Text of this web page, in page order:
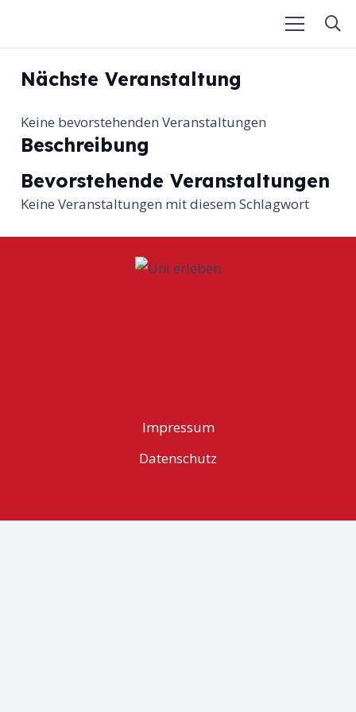
Nächste Veranstaltung
Keine bevorstehenden Veranstaltungen
Beschreibung
Bevorstehende Veranstaltungen
Keine Veranstaltungen mit diesem Schlagwort
Impressum
Datenschutz